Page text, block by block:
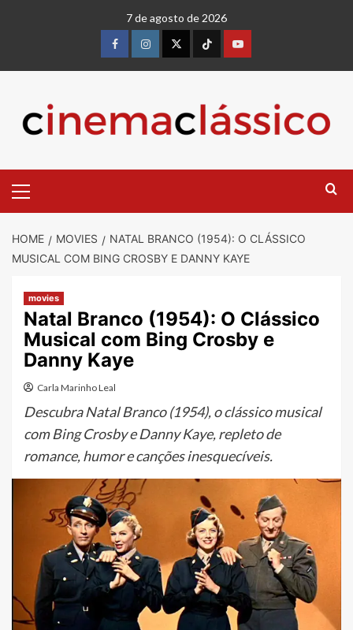
7 de agosto de 2026
HOME MOVIES
NATAL BRANCO (1954): O CLÁSSICO
MUSICAL COM BING CROSBY E DANNY KAYE
movies
Natal Branco (1954): O Clássico
Musical com Bing Crosby e
Danny Kaye
Carla Marinho Leal
Descubra Natal Branco (1954), o clássico musical
com Bing Crosby e Danny Kaye, repleto de
romance, humor e canções inesquecíveis.​